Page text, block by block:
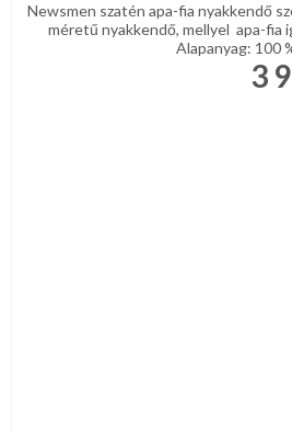
Newsmen szatén apa-fia nyakkendő
méretű nyakkendő, mellyel apa-fia
Alapanyag: 100
3